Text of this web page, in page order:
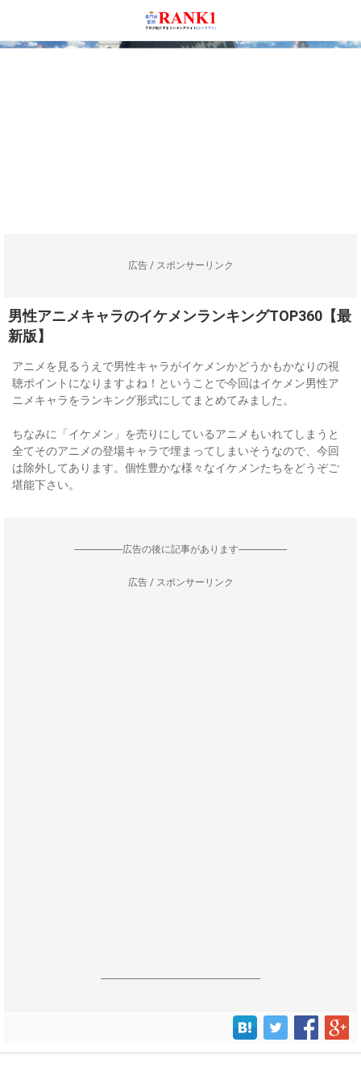
広告 / スポンサーリンク
男性アニメキャラのイケメンランキングTOP360【最
新版】
アニメを見るうえで男性キャラがイケメンかどうかもかなりの視
聴ポイントになりますよね！ということで今回はイケメン男性ア
ニメキャラをランキング形式にしてまとめてみました。
ちなみに「イケメン」を売りにしているアニメもいれてしまうと
全てそのアニメの登場キャラで埋まってしまいそうなので、今回
は除外してあります。個性豊かな様々なイケメンたちをどうぞご
堪能下さい。
--------------------広告の後に記事があります--------------------
広告 / スポンサーリンク
------------------------------------------------------------------